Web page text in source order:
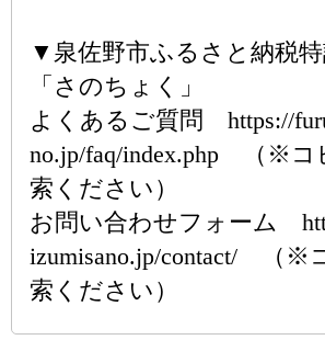
▼泉佐野市ふるさと納税特
「さのちょく」
よくあるご質問 https://
no.jp/faq/index.php （※コ
索ください）
お問い合わせフォーム
izumisano.jp/contact/ （※
索ください）